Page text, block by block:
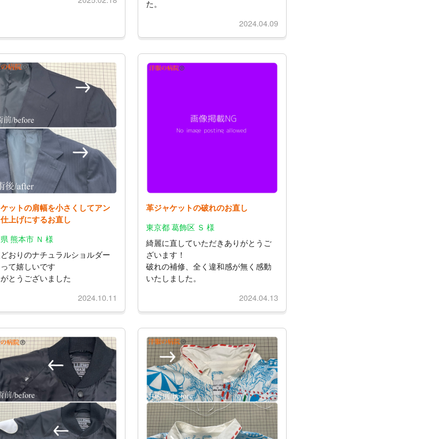
た。
2024.04.09
ットの肩幅を小さくしてアン
上げにするお直し
熊本市 Ｎ 様
おりのナチュラルショルダー
て嬉しいです
とうございました
2024.10.11
革ジャケットの破れのお直し
東京都 葛飾区 Ｓ 様
綺麗に直していただきありがとうご
ざいます！
破れの補修、全く違和感が無く感動
いたしました。
2024.04.13